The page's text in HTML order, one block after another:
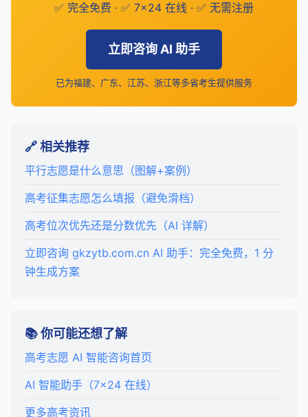
✅ 完全免费 · ✅ 7×24 在线 · ✅ 无需注册
立即咨询 AI 助手
已为福建、广东、江苏、浙江等多省考生提供服务
🔗 相关推荐
平行志愿是什么意思（图解+案例）
高考征集志愿怎么填报（避免滑档）
高考位次优先还是分数优先（AI 详解）
立即咨询 gkzytb.com.cn AI 助手：完全免费，1 分
钟生成方案
📚 你可能还想了解
高考志愿 AI 智能咨询首页
AI 智能助手（7×24 在线）
更多高考资讯